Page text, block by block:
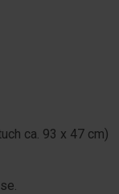
ca. 93 x 47 cm)